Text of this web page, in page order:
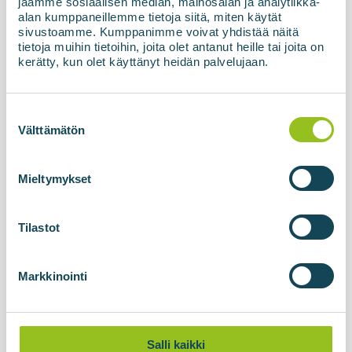
alan kumppaneillemme tietoja siitä, miten käytät
sivustoamme. Kumppanimme voivat yhdistää näitä
tietoja muihin tietoihin, joita olet antanut heille tai joita on
kerätty, kun olet käyttänyt heidän palvelujaan.
valinta
Välttämätön
Mieltymykset
Tilastot
Markkinointi
Salli kaikki
Viimeisten vi...
Lue lisää uutisesta
Biogeenista hiilidioksidia
BIOliquefier‑teknologia muuttaa